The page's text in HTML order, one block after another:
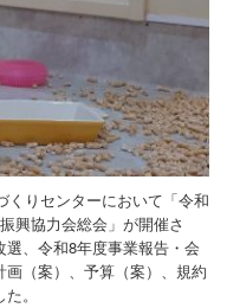
りセンターにおいて「令和
興協力会総会」が開催さ
、令和8年度事業報告・会
（案）、予算（案）、規約
。